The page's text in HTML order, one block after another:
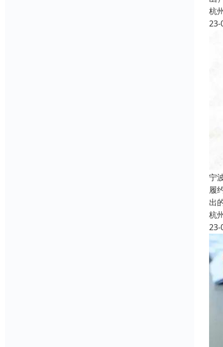
杭
23-
宁
履
出
杭
23-